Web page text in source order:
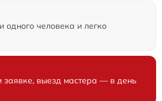
одного человека и легко
выезд мастера — в день